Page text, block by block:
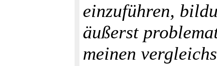
einzuführen,
äußerst
meinen